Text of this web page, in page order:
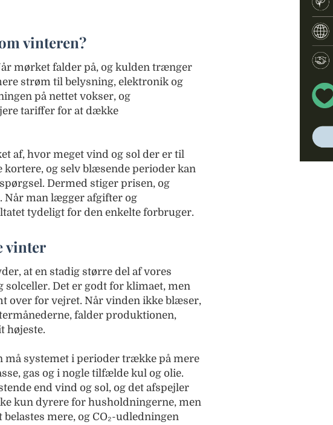
vinteren?
mørket falder på, og kulden trænger
strøm til belysning, elektronik og
på nettet vokser, og
tariffer for at dække
af, hvor meget vind og sol der er til
kortere, og selv blæsende perioder kan
Dermed stiger prisen, og
Når man lægger afgifter og
tydeligt for den enkelte forbruger.
vinter
at en stadig større del af vores
Det er godt for klimaet, men
over for vejret. Når vinden ikke blæser,
falder produktionen,
højeste.
systemet i perioder trække på mere
gas og i nogle tilfælde kul og olie.
end vind og sol, og det afspejler
kun dyrere for husholdningerne, men
mere, og CO₂-udledningen